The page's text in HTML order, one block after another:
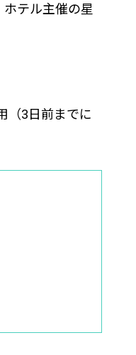
テル主催の星
（3日前までに